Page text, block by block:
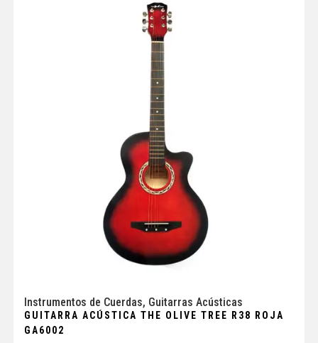
Instrumentos de Cuerdas, Guitarras Acústicas
GUITARRA ACÚSTICA THE OLIVE TREE R38 ROJA
GA6002